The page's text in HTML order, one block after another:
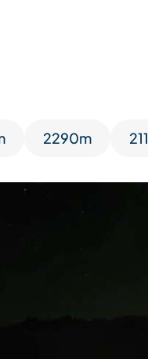
2290m